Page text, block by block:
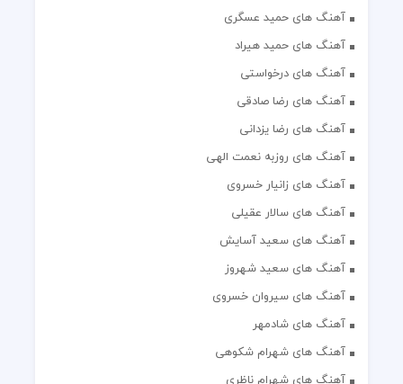
آهنگ های حمید عسگری
آهنگ های حمید هیراد
آهنگ های درخواستی
آهنگ های رضا صادقی
آهنگ های رضا یزدانی
آهنگ های روزبه نعمت الهی
آهنگ های زانیار خسروی
آهنگ های سالار عقیلی
آهنگ های سعید آسایش
آهنگ های سعید شهروز
آهنگ های سیروان خسروی
آهنگ های شادمهر
آهنگ های شهرام شکوهی
آهنگ های شهرام ناظری